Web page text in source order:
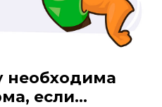
необходима
если…